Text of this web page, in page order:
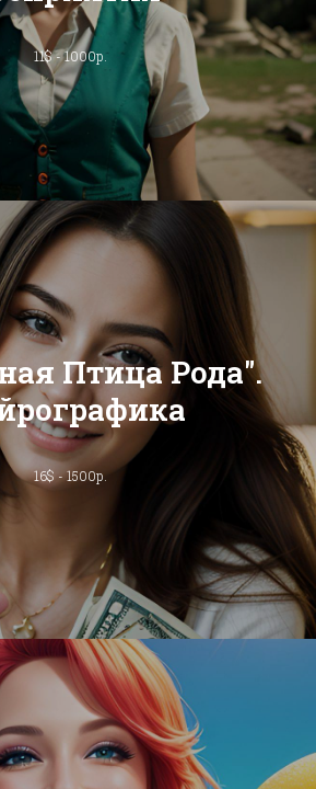
11$ - 1000р.
Птица Рода".
16$ - 1500р.